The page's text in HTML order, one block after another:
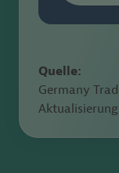
Quelle:
Germany